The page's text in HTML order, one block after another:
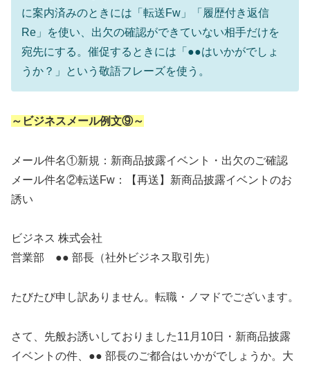
に案内済みのときには「転送Fw」「履歴付き返信
Re」を使い、出欠の確認ができていない相手だけを
宛先にする。催促するときには「●●はいかがでしょ
うか？」という敬語フレーズを使う。
～ビジネスメール例文⑨～
メール件名①新規：新商品披露イベント・出欠のご確認
メール件名②転送Fw：【再送】新商品披露イベントのお
誘い
ビジネス 株式会社
営業部 ●● 部長（社外ビジネス取引先）
たびたび申し訳ありません。転職・ノマドでございます。
さて、先般お誘いしておりました11月10日・新商品披露
イベントの件、●● 部長のご都合はいかがでしょうか。大